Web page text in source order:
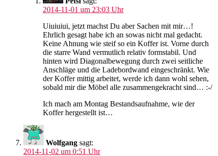
2014-11-01 um 23:03 Uhr
Uiuiuiui, jetzt machst Du aber Sachen mit mir…!
Ehrlich gesagt habe ich an sowas nicht mal gedacht.
Keine Ahnung wie steif so ein Koffer ist. Vorne durch
die starre Wand vermutlich relativ formstabil. Und
hinten wird Diagonalbewegung durch zwei seitliche
Anschläge und die Ladebordwand eingeschränkt. Wie
der Koffer mittig arbeitet, werde ich dann wohl sehen,
sobald mir die Möbel alle zusammengekracht sind… :-/
Ich mach am Montag Bestandsaufnahme, wie der
Koffer hergestellt ist…
Wolfgang sagt:
2014-11-02 um 0:51 Uhr